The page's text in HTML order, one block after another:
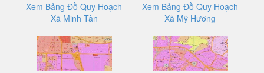
Xem Bảng Đồ Quy Hoạch
Xã Minh Tân
Xem Bảng Đồ Quy Hoạch
Xã Mỹ Hương